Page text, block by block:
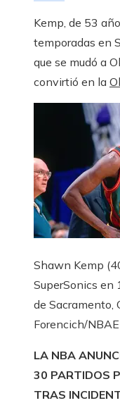
Kemp, de 53
temporadas en
que se mudó a
convirtió en la
Shawn Kemp
SuperSonics en
de Sacramento,
Forencich/
LA NBA
30 PARTIDOS
TRAS